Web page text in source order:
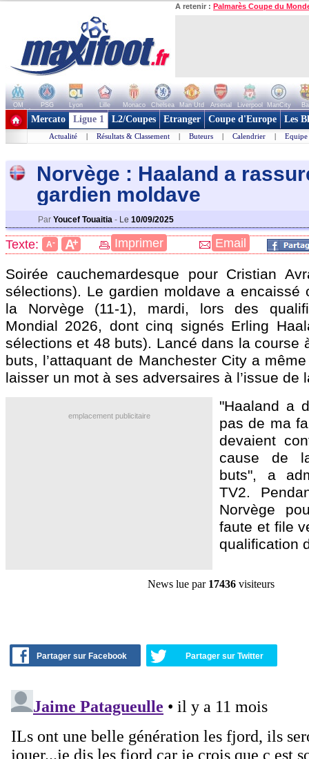
A retenir : Palmarès Coupe du
OM PSG Lyon Lille Monaco Chelsea Man Utd Arsenal Liverpool ManCity
+ de clubs
Mercato Ligue 1 L2/Coupes Etranger Coupe d'Europe Les
Actualité | Résultats & Classement | Buteurs | Calendrier | Equipe
Norvège : Haaland a
gardien moldave
Par Youcef Touaitia - Le 10/09/2025
Texte: A- A+ Imprimer Email
Soirée cauchemardesque pour Cristian
sélections). Le gardien moldave a encaissé
la Norvège (11-1), mardi, lors des
Mondial 2026, dont cinq signés Erling
sélections et 48 buts). Lancé dans la course
buts, l’attaquant de Manchester City a
laisser un mot à ses adversaires à l’issue de
emplacement publicitaire
"Haaland a
pas de ma
devaient
cause de
buts", a
TV2.
Norvège
faute et file
qualification
News lue par 17436 visiteurs
Partager sur Facebook Partager sur Twitter